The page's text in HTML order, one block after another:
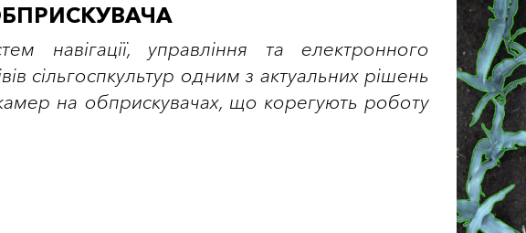
навігації, управління та електронного
сільгоспкультур одним з актуальних рішень
на обприскувачах, що корегують роботу